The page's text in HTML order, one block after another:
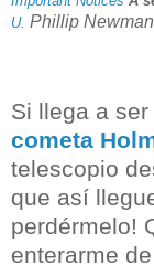
U. Phillip Newman
Si llega a
cometa
telescopio
que así
perdérmelo!
enterarme